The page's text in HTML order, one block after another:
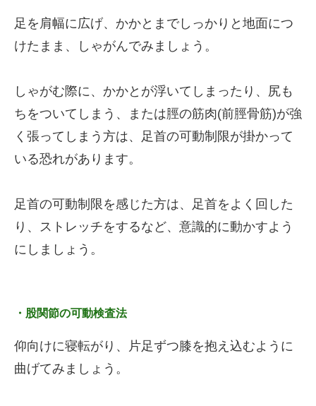
足を肩幅に広げ、かかとまでしっかりと地面につ
けたまま、しゃがんでみましょう。
しゃがむ際に、かかとが浮いてしまったり、尻も
ちをついてしまう、または脛の筋肉(前脛骨筋)が強
く張ってしまう方は、足首の可動制限が掛かって
いる恐れがあります。
足首の可動制限を感じた方は、足首をよく回した
り、ストレッチをするなど、意識的に動かすよう
にしましょう。
・股関節の可動検査法
仰向けに寝転がり、片足ずつ膝を抱え込むように
曲げてみましょう。